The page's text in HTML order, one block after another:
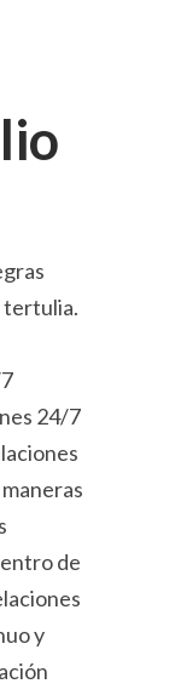
tertulia.
24/7
de
y